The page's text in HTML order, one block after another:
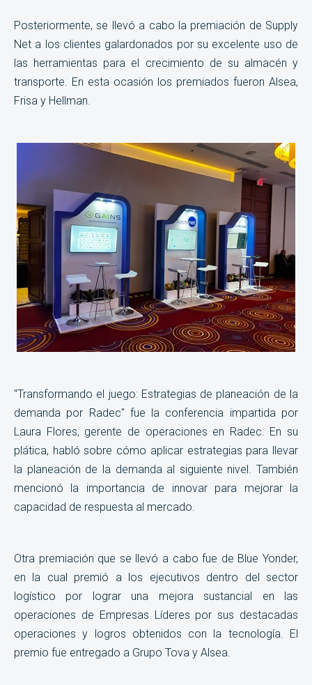
Posteriormente, se llevó a cabo la premiación de Supply
Net a los clientes galardonados por su excelente uso de
las herramientas para el crecimiento de su almacén y
transporte. En esta ocasión los premiados fueron Alsea,
Frisa y Hellman.
"Transformando el juego: Estrategias de planeación de la
demanda por Radec" fue la conferencia impartida por
Laura Flores, gerente de operaciones en Radec. En su
plática, habló sobre cómo aplicar estrategias para llevar
la planeación de la demanda al siguiente nivel. También
mencionó la importancia de innovar para mejorar la
capacidad de respuesta al mercado.
Otra premiación que se llevó a cabo fue de Blue Yonder,
en la cual premió a los ejecutivos dentro del sector
logístico por lograr una mejora sustancial en las
operaciones de Empresas Líderes por sus destacadas
operaciones y logros obtenidos con la tecnología. El
premio fue entregado a Grupo Tova y Alsea.